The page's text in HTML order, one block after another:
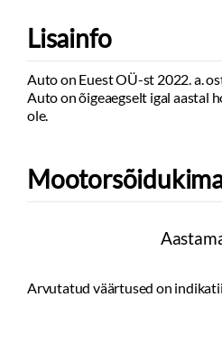
Lisainfo
Auto on Euest OÜ-st 2022. a.
Auto on õigeaegselt igal aastal
ole.
Arvutatud väärtused on